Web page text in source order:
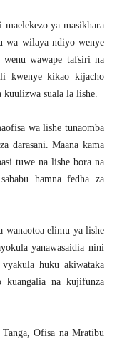
ya masikhara
wa wilaya ndiyo wenye
wawape tafsiri na
kwenye kikao kijacho
suala la lishe.
wa lishe tunaomba
darasani. Maana kama
tuwe na lishe bora na
hamna fedha za
wanaotoa elimu ya lishe
yanawasaidia nini
huku akiwataka
kuangalia na kujifunza
Ofisa na Mratibu